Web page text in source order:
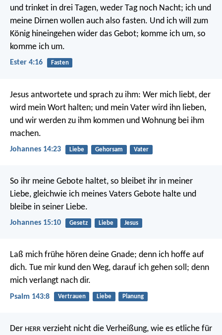
und trinket in drei Tagen, weder Tag noch Nacht; ich und
meine Dirnen wollen auch also fasten. Und ich will zum
König hineingehen wider das Gebot; komme ich um, so
komme ich um.
Ester 4:16 Fasten
Jesus antwortete und sprach zu ihm: Wer mich liebt, der
wird mein Wort halten; und mein Vater wird ihn lieben,
und wir werden zu ihm kommen und Wohnung bei ihm
machen.
Johannes 14:23 Liebe Gehorsam Vater
So ihr meine Gebote haltet, so bleibet ihr in meiner
Liebe, gleichwie ich meines Vaters Gebote halte und
bleibe in seiner Liebe.
Johannes 15:10 Gesetz Liebe Jesus
Laß mich frühe hören deine Gnade; denn ich hoffe auf
dich. Tue mir kund den Weg, darauf ich gehen soll; denn
mich verlangt nach dir.
Psalm 143:8 Vertrauen Liebe Planung
Der HERR verzieht nicht die Verheißung, wie es etliche für